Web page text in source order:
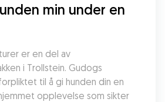
min under en
er en del av
i Trollstein. Gudogs
til å gi hunden din en
opplevelse som sikter